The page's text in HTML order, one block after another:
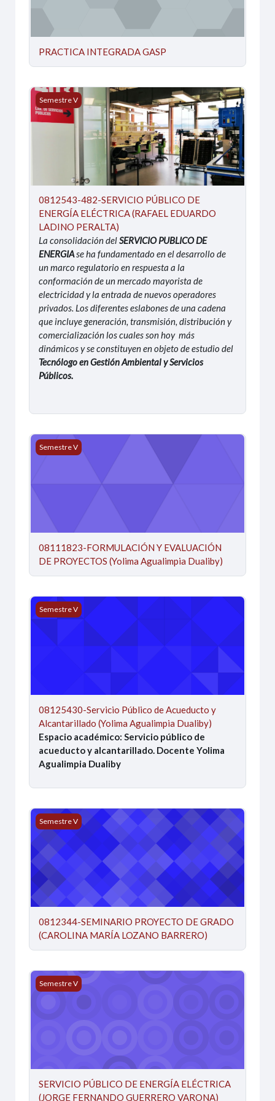
PRACTICA INTEGRADA GASP
0812543-482-SERVICIO PÚBLICO DE ENERGÍA
Semestre V
0812543-482-SERVICIO PÚBLICO DE
ENERGÍA ELÉCTRICA (RAFAEL EDUARDO
LADINO PERALTA)
La consolidación delSERVICIO PUBLICO DE
ENERGIAse ha fundamentado en el desarrollo de
un marco regulatorio en respuesta a la
conformación de un mercado mayorista de
electricidad y la entrada de nuevos operadores
privados. Los diferentes eslabones de una cadena
que incluye generación, transmisión, distribución y
comercialización los cuales son hoy más
dinámicos y se constituyen en objeto de estudio del
Tecnólogo en Gestión Ambiental y Servicios
Públicos.
08111823-FORMULACIÓN Y EVALUACIÓN DE
Semestre V
08111823-FORMULACIÓN Y EVALUACIÓN
DE PROYECTOS (Yolima Agualimpia Dualiby)
08125430-Servicio Público de Acueducto y Alcantarillado
Semestre V
08125430-Servicio Público de Acueducto y
Alcantarillado (Yolima Agualimpia Dualiby)
Espacio académico: Servicio público de
acueducto y alcantarillado. Docente Yolima
Agualimpia Dualiby
0812344-SEMINARIO PROYECTO DE GRADO
Semestre V
0812344-SEMINARIO PROYECTO DE GRADO
(CAROLINA MARÍA LOZANO BARRERO)
SERVICIO PÚBLICO DE ENERGÍA ELÉCTRICA (JORGE
Semestre V
SERVICIO PÚBLICO DE ENERGÍA ELÉCTRICA
(JORGE FERNANDO GUERRERO VARONA)